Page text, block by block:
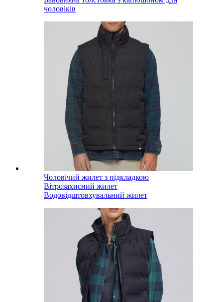
чоловіків
Чоловічий жилет з підкладкою
Вітрозахисний жилет
Водовідштовхувальний жилет